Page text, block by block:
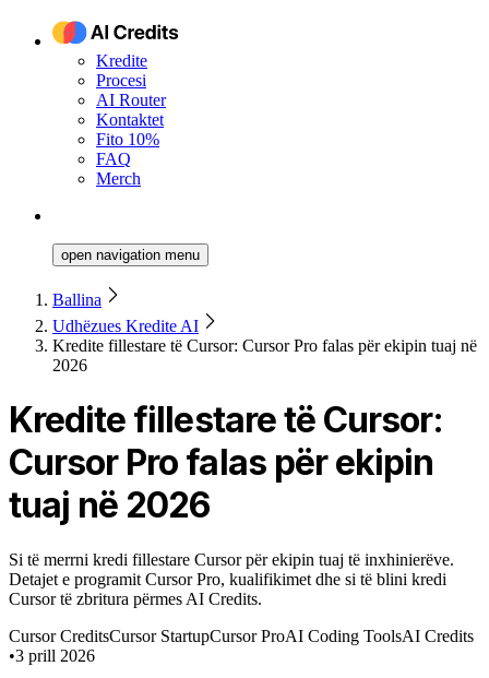
Kredite
Procesi
AI Router
Kontaktet
Fito 10%
FAQ
Merch
open navigation menu
Ballina
Udhëzues Kredite AI
Kredite fillestare të Cursor: Cursor Pro falas për ekipin tuaj në
2026
Kredite fillestare të Cursor:
Cursor Pro falas për ekipin
tuaj në 2026
Si të merrni kredi fillestare Cursor për ekipin tuaj të inxhinierëve.
Detajet e programit Cursor Pro, kualifikimet dhe si të blini kredi
Cursor të zbritura përmes AI Credits.
Cursor CreditsCursor StartupCursor ProAI Coding ToolsAI Credits
•3 prill 2026